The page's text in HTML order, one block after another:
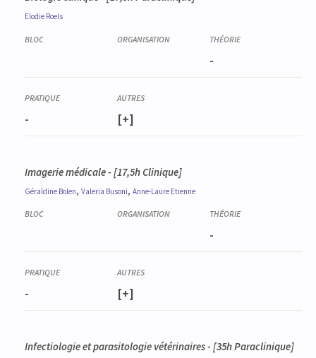
Elodie Roels
-
- [+]
Imagerie médicale - [17,5h Clinique]
Géraldine Bolen, Valeria Busoni, Anne-Laure Etienne
-
- [+]
Infectiologie et parasitologie vétérinaires - [35h Paraclinique]